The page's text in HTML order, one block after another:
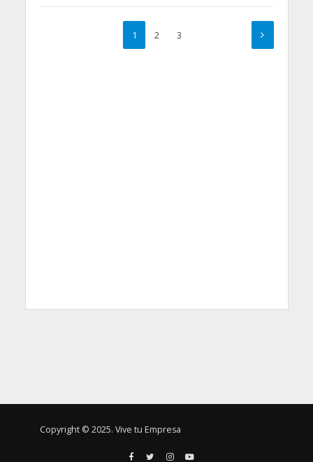
1 2 3
Copyright © 2025. Vive tu Empresa